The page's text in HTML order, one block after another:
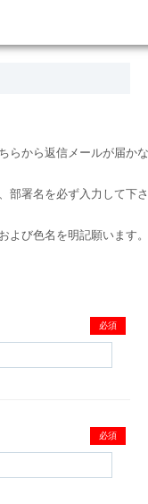
らから返信メールが届
部署名を必ず入力して下
よび色名を明記願います。
必須
必須